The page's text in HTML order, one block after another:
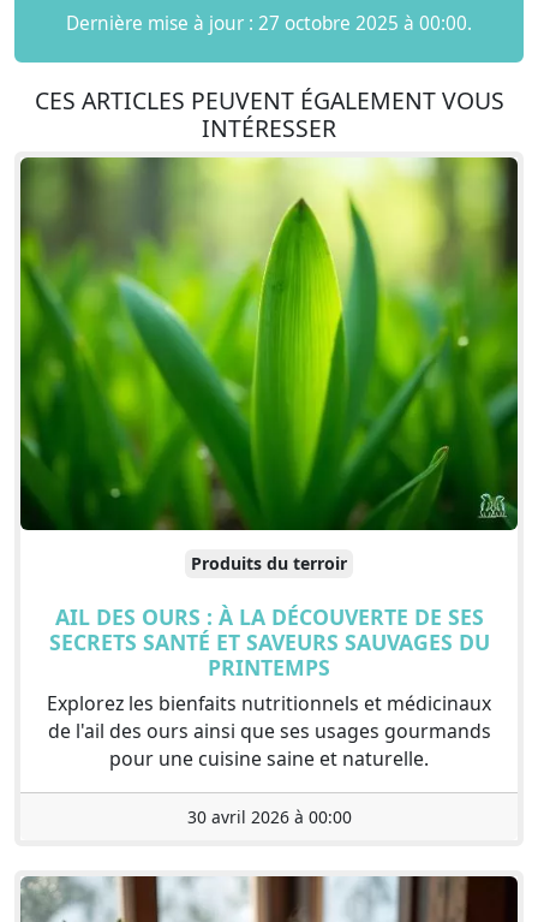
Dernière mise à jour : 27 octobre 2025 à 00:00.
CES ARTICLES PEUVENT ÉGALEMENT VOUS
INTÉRESSER
Produits du terroir
AIL DES OURS : À LA DÉCOUVERTE DE SES
SECRETS SANTÉ ET SAVEURS SAUVAGES DU
PRINTEMPS
Explorez les bienfaits nutritionnels et médicinaux
de l'ail des ours ainsi que ses usages gourmands
pour une cuisine saine et naturelle.
30 avril 2026 à 00:00